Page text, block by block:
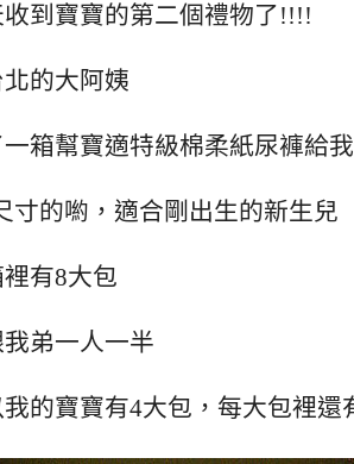
收到寶寶的第二個禮物了!!!!
的大阿姨
一箱幫寶適特級棉柔紙尿褲給
寸的喲，適合剛出生的新生兒
有8大包
弟一人一半
的寶寶有4大包，每大包裡還